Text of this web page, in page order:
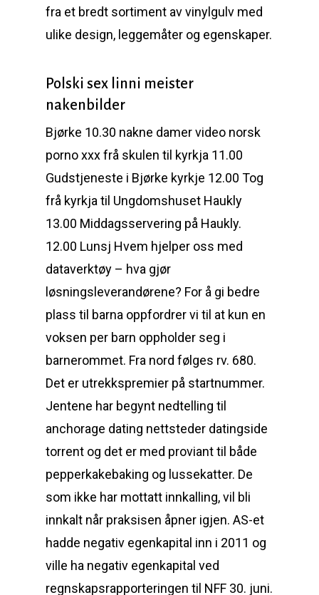
fra et bredt sortiment av vinylgulv med
ulike design, leggemåter og egenskaper.
Polski sex linni meister
nakenbilder
Bjørke 10.30 nakne damer video norsk
porno xxx frå skulen til kyrkja 11.00
Gudstjeneste i Bjørke kyrkje 12.00 Tog
frå kyrkja til Ungdomshuset Haukly
13.00 Middagsservering på Haukly.
12.00 Lunsj Hvem hjelper oss med
dataverktøy – hva gjør
løsningsleverandørene? For å gi bedre
plass til barna oppfordrer vi til at kun en
voksen per barn oppholder seg i
barnerommet. Fra nord følges rv. 680.
Det er utrekkspremier på startnummer.
Jentene har begynt nedtelling til
anchorage dating nettsteder datingside
torrent og det er med proviant til både
pepperkakebaking og lussekatter. De
som ikke har mottatt innkalling, vil bli
innkalt når praksisen åpner igjen. AS-et
hadde negativ egenkapital inn i 2011 og
ville ha negativ egenkapital ved
regnskapsrapporteringen til NFF 30. juni.